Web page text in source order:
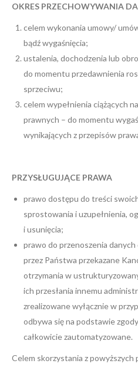
OKRES PRZECHOWYWANIA
celem wykonania umowy/
bądź wygaśnięcia;
ustalenia, dochodzenia lub
do momentu przedawnienia
sprzeciwu;
celem wypełnienia ciążących
prawnych – do momentu
wynikających z przepisów
PRZYSŁUGUJĄCE PRAWA
prawo dostępu do treści
sprostowania i uzupełnienia,
i usunięcia;
prawo do przenoszenia
przez Państwa przekazane
otrzymania w
ich przesłania innemu
zrealizowane wyłącznie w
odbywa się na podstawie
całkowicie zautomatyzowane.
Celem skorzystania z